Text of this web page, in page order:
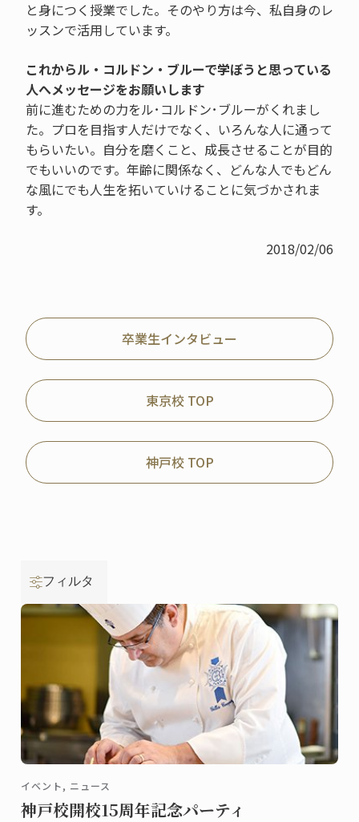
と身につく授業でした。そのやり方は今、私自身のレ
ッスンで活用しています。
これからル・コルドン・ブルーで学ぼうと思っている
人へメッセージをお願いします
前に進むための力をル･コルドン･ブルーがくれまし
た。プロを目指す人だけでなく、いろんな人に通って
もらいたい。自分を磨くこと、成長させることが目的
でもいいのです。年齢に関係なく、どんな人でもどん
な風にでも人生を拓いていけることに気づかされま
す。
2018/02/06
卒業生インタビュー
東京校 TOP
神戸校 TOP
フィルタ
イベント, ニュース
神戸校開校15周年記念パーティ